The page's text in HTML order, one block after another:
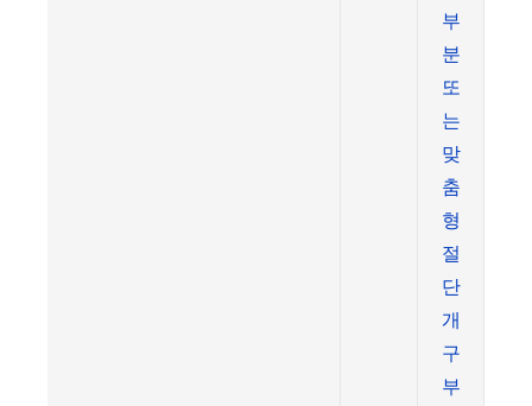
부
분
또
는
맞
춤
형
절
단
개
구
부